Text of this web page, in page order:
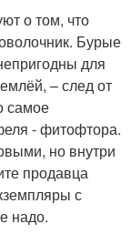
о том, что
Бурые
для
– след от
самое
- фитофтора.
но внутри
продавца
с
надо.